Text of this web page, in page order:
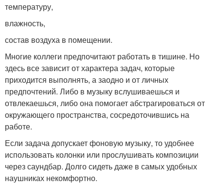
температуру,
влажность,
состав воздуха в помещении.
Многие коллеги предпочитают работать в тишине. Но
здесь все зависит от характера задач, которые
приходится выполнять, а заодно и от личных
предпочтений. Либо в музыку вслушиваешься и
отвлекаешься, либо она помогает абстрагироваться от
окружающего пространства, сосредоточившись на
работе.
Если задача допускает фоновую музыку, то удобнее
использовать колонки или прослушивать композиции
через саундбар. Долго сидеть даже в самых удобных
наушниках некомфортно.